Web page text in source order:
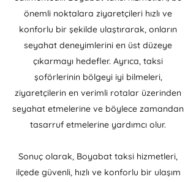
önemli noktalara ziyaretçileri hızlı ve
konforlu bir şekilde ulaştırarak, onların
seyahat deneyimlerini en üst düzeye
çıkarmayı hedefler. Ayrıca, taksi
şoförlerinin bölgeyi iyi bilmeleri,
ziyaretçilerin en verimli rotalar üzerinden
seyahat etmelerine ve böylece zamandan
tasarruf etmelerine yardımcı olur.
Sonuç olarak, Boyabat taksi hizmetleri,
ilçede güvenli, hızlı ve konforlu bir ulaşım